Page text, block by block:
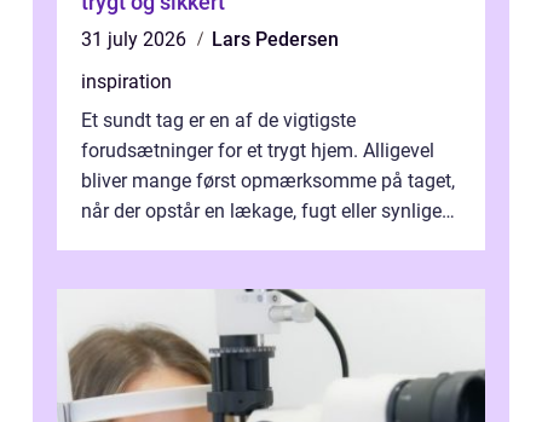
31 july 2026
Lars Pedersen
inspiration
Et sundt tag er en af de vigtigste
forudsætninger for et trygt hjem. Alligevel
bliver mange først opmærksomme på taget,
når der opstår en lækage, fugt eller synlige